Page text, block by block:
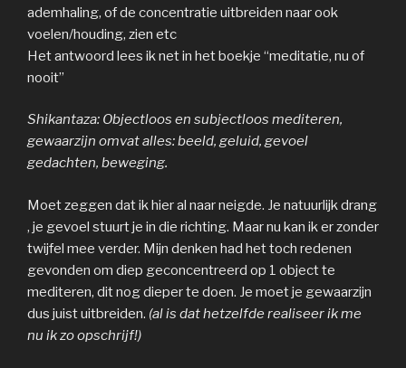
ademhaling, of de concentratie uitbreiden naar ook
voelen/houding, zien etc
Het antwoord lees ik net in het boekje “meditatie, nu of
nooit”
Shikantaza: Objectloos en subjectloos mediteren,
gewaarzijn omvat alles: beeld, geluid, gevoel
gedachten, beweging.
Moet zeggen dat ik hier al naar neigde. Je natuurlijk drang
, je gevoel stuurt je in die richting. Maar nu kan ik er zonder
twijfel mee verder. Mijn denken had het toch redenen
gevonden om diep geconcentreerd op 1 object te
mediteren, dit nog dieper te doen. Je moet je gewaarzijn
dus juist uitbreiden. (al is dat hetzelfde realiseer ik me
nu ik zo opschrijf!)